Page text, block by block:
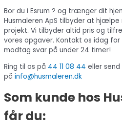
Bor du i Esrum ? og trænger dit
Husmaleren ApS tilbyder at
projekt. Vi tilbyder altid pris og
vores opgaver. Kontakt os idag
modtag svar på under 24 timer!
Ring til os på 44 11 08 44 eller send
på info@husmaleren.dk
Som kunde hos
får du: